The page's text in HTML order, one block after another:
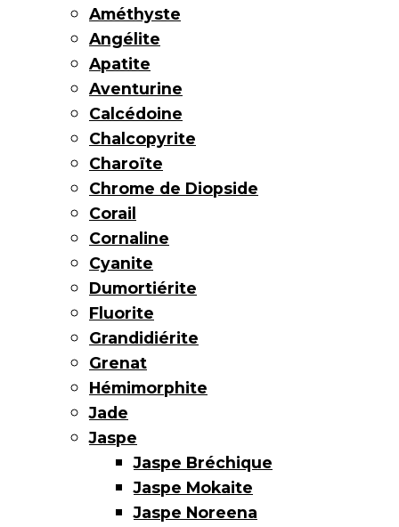
Améthyste
Angélite
Apatite
Aventurine
Calcédoine
Chalcopyrite
Charoïte
Chrome de Diopside
Corail
Cornaline
Cyanite
Dumortiérite
Fluorite
Grandidiérite
Grenat
Hémimorphite
Jade
Jaspe
Jaspe Bréchique
Jaspe Mokaite
Jaspe Noreena